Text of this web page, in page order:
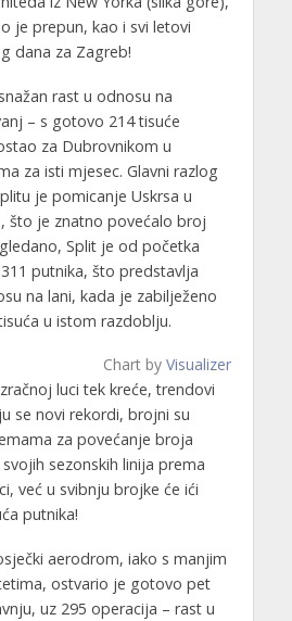
je prepun, kao i svi letovi
dana za Zagreb!
rast u odnosu na
– s gotovo 214 tisuće
za Dubrovnikom u
za isti mjesec. Glavni razlog
je pomicanje Uskrsa u
što je znatno povećalo broj
Split je od početka
putnika, što predstavlja
na lani, kada je zabilježeno
u istom razdoblju.
Chart by Visualizer
luci tek kreće, trendovi
se novi rekordi, brojni su
za povećanje broja
sezonskih linija prema
već u svibnju brojke će ići
putnika!
aerodrom, iako s manjim
ostvario je gotovo pet
uz 295 operacija – rast u